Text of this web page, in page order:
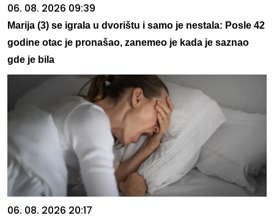
06. 08. 2026 09:39
Marija (3) se igrala u dvorištu i samo je nestala: Posle 42
godine otac je pronašao, zanemeo je kada je saznao
gde je bila
06. 08. 2026 20:17